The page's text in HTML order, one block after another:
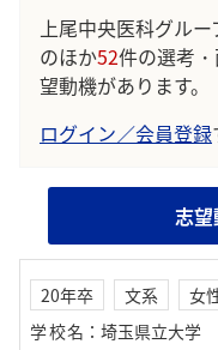
上尾中央医科グルー
のほか52件の選考・
望動機があります。
ログイン／会員登録
志
20年卒 文系
女
学校名 ： 埼玉県立大学